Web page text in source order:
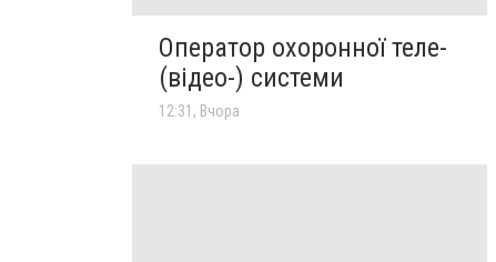
Оператор охоронної теле-
(відео-) системи
12:31, Вчора